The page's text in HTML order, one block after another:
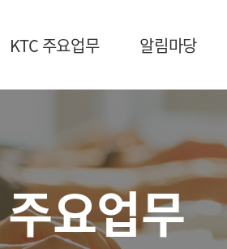
KTC 주요업무 알림마당
요업무